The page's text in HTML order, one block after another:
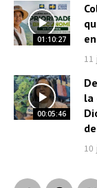
01:10:27
11
00:05:46
la
10